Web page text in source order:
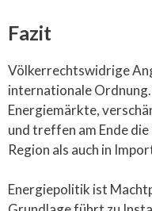
Fazit
Völkerrechtswidrige
internationale
Energiemärkte,
und treffen am Ende
Region als auch in
Energiepolitik ist